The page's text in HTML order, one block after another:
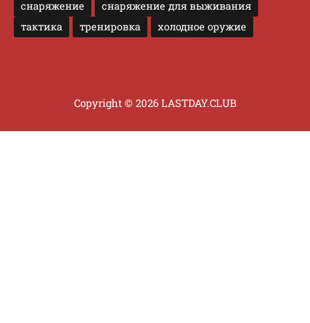
снаряжение
снаряжение для выживания
тактика
тренировка холодное оружие
Copyright © 2026 LASTDAY.CLUB